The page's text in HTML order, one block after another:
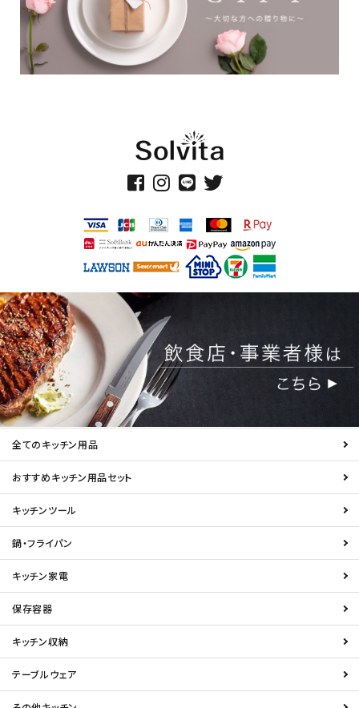
全てのキッチン用品
おすすめキッチン用品セット
キッチンツール
鍋・フライパン
キッチン家電
保存容器
キッチン収納
テーブルウェア